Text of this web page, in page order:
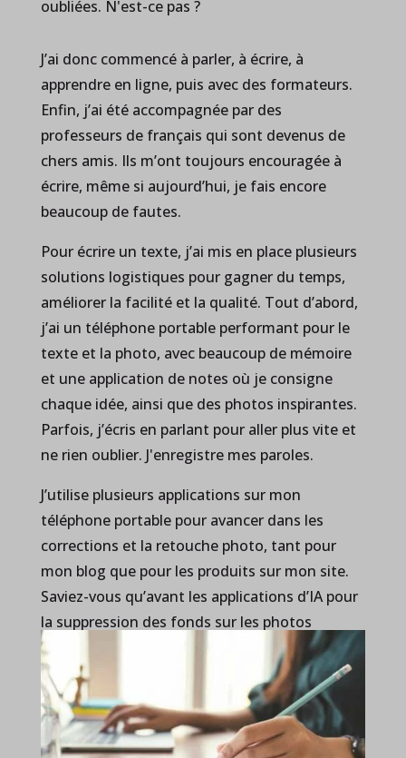
oubliées. N'est-ce pas ?
J’ai donc commencé à parler, à écrire, à
apprendre en ligne, puis avec des formateurs.
Enfin, j’ai été accompagnée par des
professeurs de français qui sont devenus de
chers amis. Ils m’ont toujours encouragée à
écrire, même si aujourd’hui, je fais encore
beaucoup de fautes.
Pour écrire un texte, j’ai mis en place plusieurs
solutions logistiques pour gagner du temps,
améliorer la facilité et la qualité. Tout d’abord,
j’ai un téléphone portable performant pour le
texte et la photo, avec beaucoup de mémoire
et une application de notes où je consigne
chaque idée, ainsi que des photos inspirantes.
Parfois, j’écris en parlant pour aller plus vite et
ne rien oublier. J'enregistre mes paroles.
J’utilise plusieurs applications sur mon
téléphone portable pour avancer dans les
corrections et la retouche photo, tant pour
mon blog que pour les produits sur mon site.
Saviez-vous qu’avant les applications d’IA pour
la suppression des fonds sur les photos
commerciales, il fallait 15 minutes pour
détourer un produit, au lieu de 10 secondes
aujourd’hui ?